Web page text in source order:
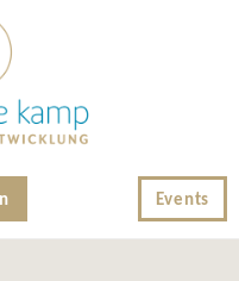
Events